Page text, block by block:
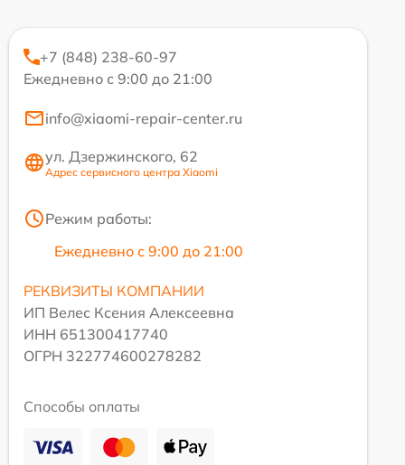
+7 (848) 238-60-97
Ежедневно с 9:00 до 21:00
info@xiaomi-repair-center.ru
ул. Дзержинского, 62
Адрес сервисного центра Xiaomi
Режим работы:
Ежедневно с 9:00 до 21:00
РЕКВИЗИТЫ КОМПАНИИ
ИП Велес Ксения Алексеевна
ИНН 651300417740
ОГРН 322774600278282
Способы оплаты